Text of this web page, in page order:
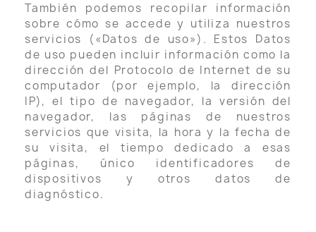
También podemos recopilar información
sobre cómo se accede y utiliza nuestros
servicios («Datos de uso»). Estos Datos
de uso pueden incluir información como la
dirección del Protocolo de Internet de su
computador (por ejemplo, la dirección
IP), el tipo de navegador, la versión del
navegador, las páginas de nuestros
servicios que visita, la hora y la fecha de
su visita, el tiempo dedicado a esas
páginas, único identificadores de
dispositivos y otros datos de
diagnóstico.